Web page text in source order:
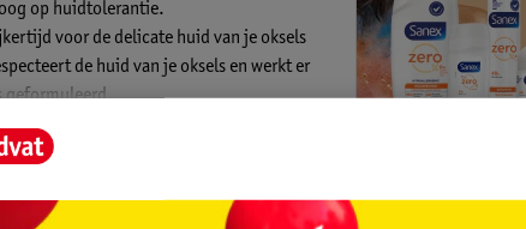
op huidtolerantie.
voor de delicate huid van je oksels
de huid van je oksels en werkt er
geformuleerd.
wat hij niet nodig heeft. Hij respecteert de
tot 48 uur tegen geurtjes, zodat je zelfs
Kruidvat